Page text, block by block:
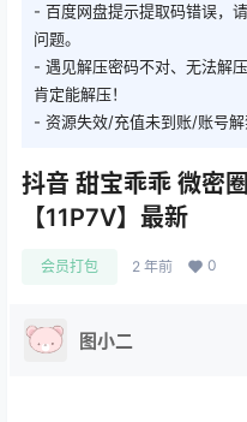
- 百度网盘提示提取码错误，
问题。
- 遇见解压密码不对、无法解
肯定能解压！
- 资源失效/充值未到账/账号
抖音 甜宝乖乖 微密
【11P7V】最新
会员打包 2 年前 0
图小二